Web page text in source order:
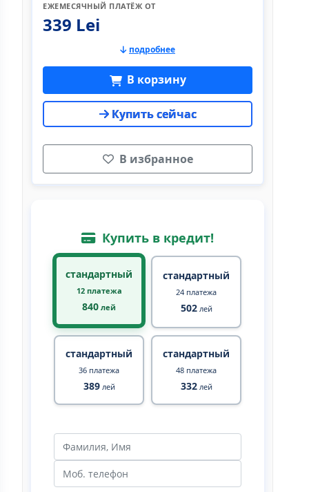
ЕЖЕМЕСЯЧНЫЙ ПЛАТЁЖ ОТ
339 Lei
подробнее
В корзину
Купить сейчас
В избранное
Купить в кредит!
стандартный
12 платежа
840 лей
стандартный
24 платежа
502лей
стандартный
36 платежа
389лей
стандартный
48 платежа
332лей